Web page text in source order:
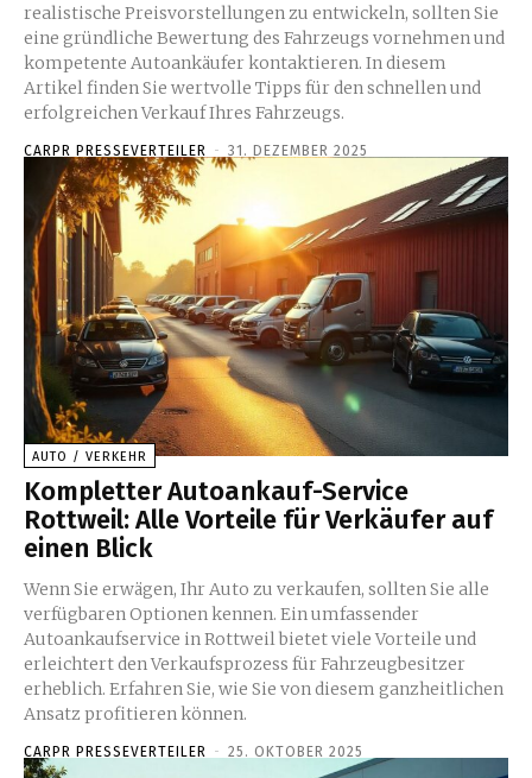
realistische Preisvorstellungen zu entwickeln, sollten Sie
eine gründliche Bewertung des Fahrzeugs vornehmen und
kompetente Autoankäufer kontaktieren. In diesem
Artikel finden Sie wertvolle Tipps für den schnellen und
erfolgreichen Verkauf Ihres Fahrzeugs.
CARPR PRESSEVERTEILER - 31. DEZEMBER 2025
AUTO / VERKEHR
Kompletter Autoankauf-Service
Rottweil: Alle Vorteile für Verkäufer auf
einen Blick
Wenn Sie erwägen, Ihr Auto zu verkaufen, sollten Sie alle
verfügbaren Optionen kennen. Ein umfassender
Autoankaufservice in Rottweil bietet viele Vorteile und
erleichtert den Verkaufsprozess für Fahrzeugbesitzer
erheblich. Erfahren Sie, wie Sie von diesem ganzheitlichen
Ansatz profitieren können.
CARPR PRESSEVERTEILER - 25. OKTOBER 2025